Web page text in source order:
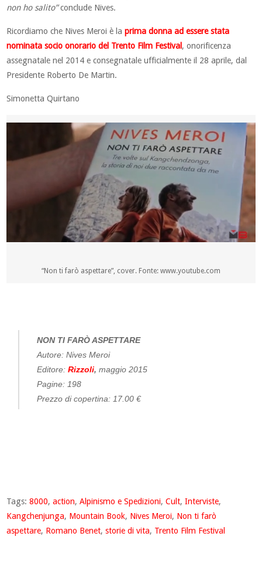
non ho salito”conclude Nives.
Ricordiamo che Nives Meroi è laprima donna ad essere stata
nominata socio onorario del Trento Film Festival , onorificenza
assegnatale nel 2014 e consegnatale ufficialmente il 28 aprile, dal
Presidente Roberto De Martin.
Simonetta Quirtano
“Non ti farò aspettare”, cover. Fonte: www.youtube.com
NON TI FARÒ ASPETTARE
Autore: Nives Meroi
Editore:Rizzoli, maggio 2015
Pagine: 198
Prezzo di copertina: 17.00 €
Tags:8000,action,Alpinismo e Spedizioni,Cult,Interviste,
Kangchenjunga, Mountain Book, Nives Meroi, Non ti farò
aspettare, Romano Benet,storie di vita, Trento Film Festival